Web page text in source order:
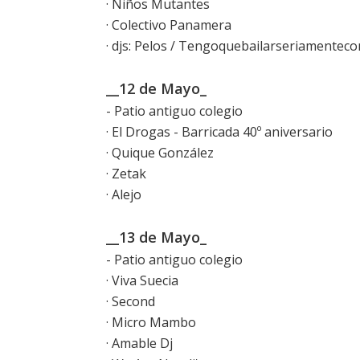
· Niños Mutantes
· Colectivo Panamera
· djs: Pelos /
__12 de Mayo_
- Patio antiguo colegio
· El Drogas - Barricada 40º aniversario
· Quique González
· Zetak
· Alejo
__13 de Mayo_
- Patio antiguo colegio
· Viva Suecia
· Second
· Micro Mambo
· Amable Dj